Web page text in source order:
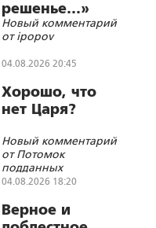
решенье…»
Новый комментарий
от ipopov
04.08.2026 20:45
Хорошо, что
нет Царя?
Новый комментарий
от Потомок
подданных
Императора
04.08.2026 18:20
Верное и